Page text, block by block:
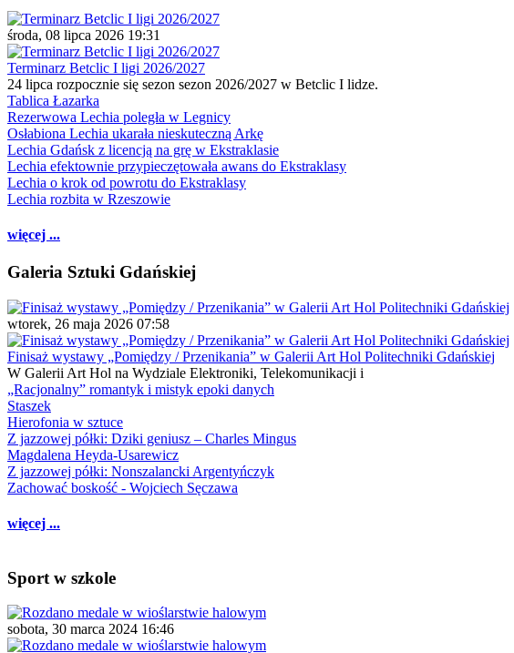
środa, 08 lipca 2026 19:31
Terminarz Betclic I ligi 2026/2027
24 lipca rozpocznie się sezon sezon 2026/2027 w Betclic I lidze.
Tablica Łazarka
Rezerwowa Lechia poległa w Legnicy
Osłabiona Lechia ukarała nieskuteczną Arkę
Lechia Gdańsk z licencją na grę w Ekstraklasie
Lechia efektownie przypieczętowała awans do Ekstraklasy
Lechia o krok od powrotu do Ekstraklasy
Lechia rozbita w Rzeszowie
więcej ...
Galeria Sztuki Gdańskiej
wtorek, 26 maja 2026 07:58
Finisaż wystawy „Pomiędzy / Przenikania” w Galerii Art Hol Politechniki Gdańskiej
W Galerii Art Hol na Wydziale Elektroniki, Telekomunikacji i
„Racjonalny” romantyk i mistyk epoki danych
Staszek
Hierofonia w sztuce
Z jazzowej półki: Dziki geniusz – Charles Mingus
Magdalena Heyda-Usarewicz
Z jazzowej półki: Nonszalancki Argentyńczyk
Zachować boskość - Wojciech Sęczawa
więcej ...
Sport w szkole
sobota, 30 marca 2024 16:46